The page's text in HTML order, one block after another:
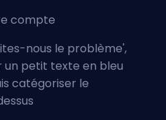
compte
nous le problème',
un petit texte en bleu
catégoriser le